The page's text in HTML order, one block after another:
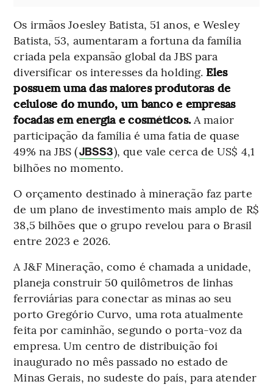
Os irmãos Joesley Batista, 51 anos, e Wesley
Batista, 53, aumentaram a fortuna da família
criada pela expansão global da JBS para
diversificar os interesses da holding. Eles
possuem uma das maiores produtoras de
celulose do mundo, um banco e empresas
focadas em energia e cosméticos. A maior
participação da família é uma fatia de quase
49% na JBS (JBSS3), que vale cerca de US$ 4,1
bilhões no momento.
O orçamento destinado à mineração faz parte
de um plano de investimento mais amplo de R$
38,5 bilhões que o grupo revelou para o Brasil
entre 2023 e 2026.
A J&F Mineração, como é chamada a unidade,
planeja construir 50 quilômetros de linhas
ferroviárias para conectar as minas ao seu
porto Gregório Curvo, uma rota atualmente
feita por caminhão, segundo o porta-voz da
empresa. Um centro de distribuição foi
inaugurado no mês passado no estado de
Minas Gerais, no sudeste do país, para atender